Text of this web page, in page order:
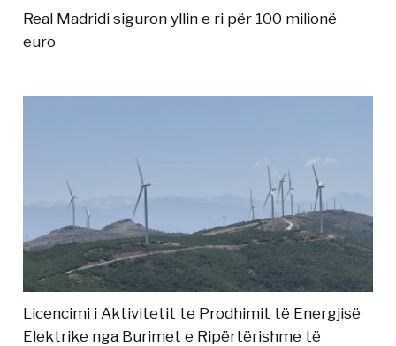
Real Madridi siguron yllin e ri për 100 milionë
euro
Licencimi i Aktivitetit te Prodhimit të Energjisë
Elektrike nga Burimet e Ripërtërishme të